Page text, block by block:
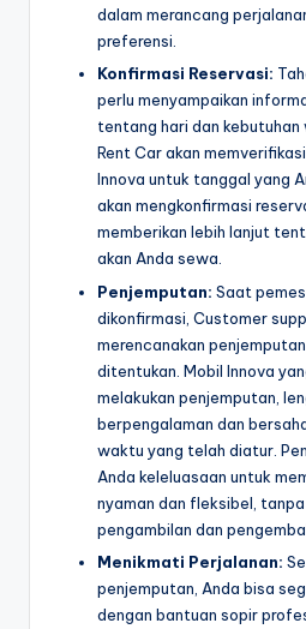
dalam merancang
preferensi.
Konfirmasi Reservasi:
perlu menyampaikan
tentang hari dan
Rent Car akan
Innova untuk tanggal yang
akan mengkonfirmasi
memberikan lebih lanjut
akan Anda sewa.
Penjemputan: Saat
dikonfirmasi, Customer
merencanakan
ditentukan. Mobil Innova
melakukan penjemputan,
berpengalaman dan
waktu yang telah diatur.
Anda keleluasaan untuk
nyaman dan fleksibel,
pengambilan dan
Menikmati Perjalanan:
penjemputan, Anda bisa
dengan bantuan sopir